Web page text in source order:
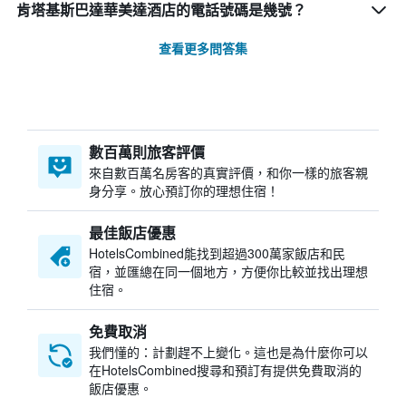
肯塔基斯巴達華美達酒店的電話號碼是幾號？
查看更多問答集
數百萬則旅客評價
來自數百萬名房客的真實評價，和你一樣的旅客親
身分享。放心預訂你的理想住宿！
最佳飯店優惠
HotelsCombined​能找到超過300萬家飯店和民
宿，並匯總在同一個地方，方便你比較並找出理想
住宿。
免費取消
我們懂的：計劃趕不上變化。這也是為什麼你可以
在HotelsCombined搜尋和預訂有提供免費取消的
飯店優惠。